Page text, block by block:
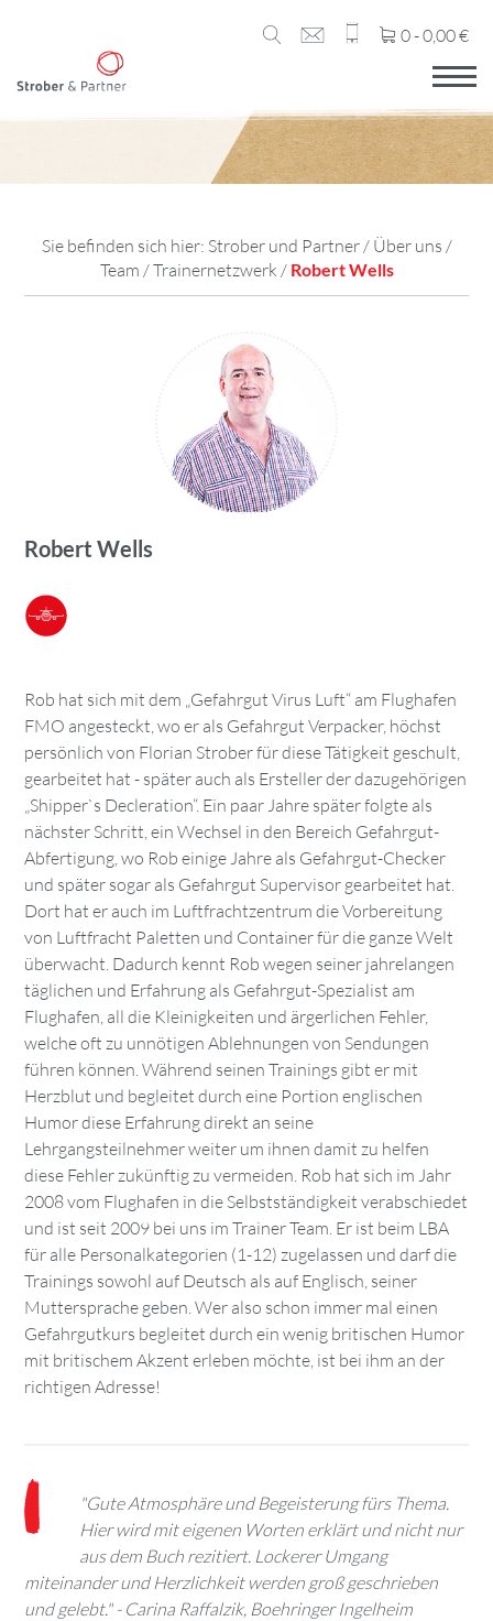
0 -0,00€
Sie befinden sich hier: Strober und Partner/ Über uns /
Team /Trainernetzwerk / Robert Wells
Robert Wells
Rob hat sich mit dem „Gefahrgut Virus Luft“ am Flughafen
FMO angesteckt, wo er als Gefahrgut Verpacker, höchst
persönlich von Florian Strober für diese Tätigkeit geschult,
gearbeitet hat - später auch als Ersteller der dazugehörigen
„Shipper`s Decleration“. Ein paar Jahre später folgte als
nächster Schritt, ein Wechsel in den Bereich Gefahrgut-
Abfertigung, wo Rob einige Jahre als Gefahrgut-Checker
und später sogar als Gefahrgut Supervisor gearbeitet hat.
Dort hat er auch im Luftfrachtzentrum die Vorbereitung
von Luftfracht Paletten und Container für die ganze Welt
überwacht. Dadurch kennt Rob wegen seiner jahrelangen
täglichen und Erfahrung als Gefahrgut-Spezialist am
Flughafen, all die Kleinigkeiten und ärgerlichen Fehler,
welche oft zu unnötigen Ablehnungen von Sendungen
führen können. Während seinen Trainings gibt er mit
Herzblut und begleitet durch eine Portion englischen
Humor diese Erfahrung direkt an seine
Lehrgangsteilnehmer weiter um ihnen damit zu helfen
diese Fehler zukünftig zu vermeiden. Rob hat sich im Jahr
2008 vom Flughafen in die Selbstständigkeit verabschiedet
und ist seit 2009 bei uns im Trainer Team. Er ist beim LBA
für alle Personalkategorien (1-12) zugelassen und darf die
Trainings sowohl auf Deutsch als auf Englisch, seiner
Muttersprache geben. Wer also schon immer mal einen
Gefahrgutkurs begleitet durch ein wenig britischen Humor
mit britischem Akzent erleben möchte, ist bei ihm an der
richtigen Adresse!
"Gute Atmosphäre und Begeisterung fürs Thema.
Hier wird mit eigenen Worten erklärt und nicht nur
aus dem Buch rezitiert. Lockerer Umgang
miteinander und Herzlichkeit werden groß geschrieben
und gelebt." - Carina Raffalzik, Boehringer Ingelheim